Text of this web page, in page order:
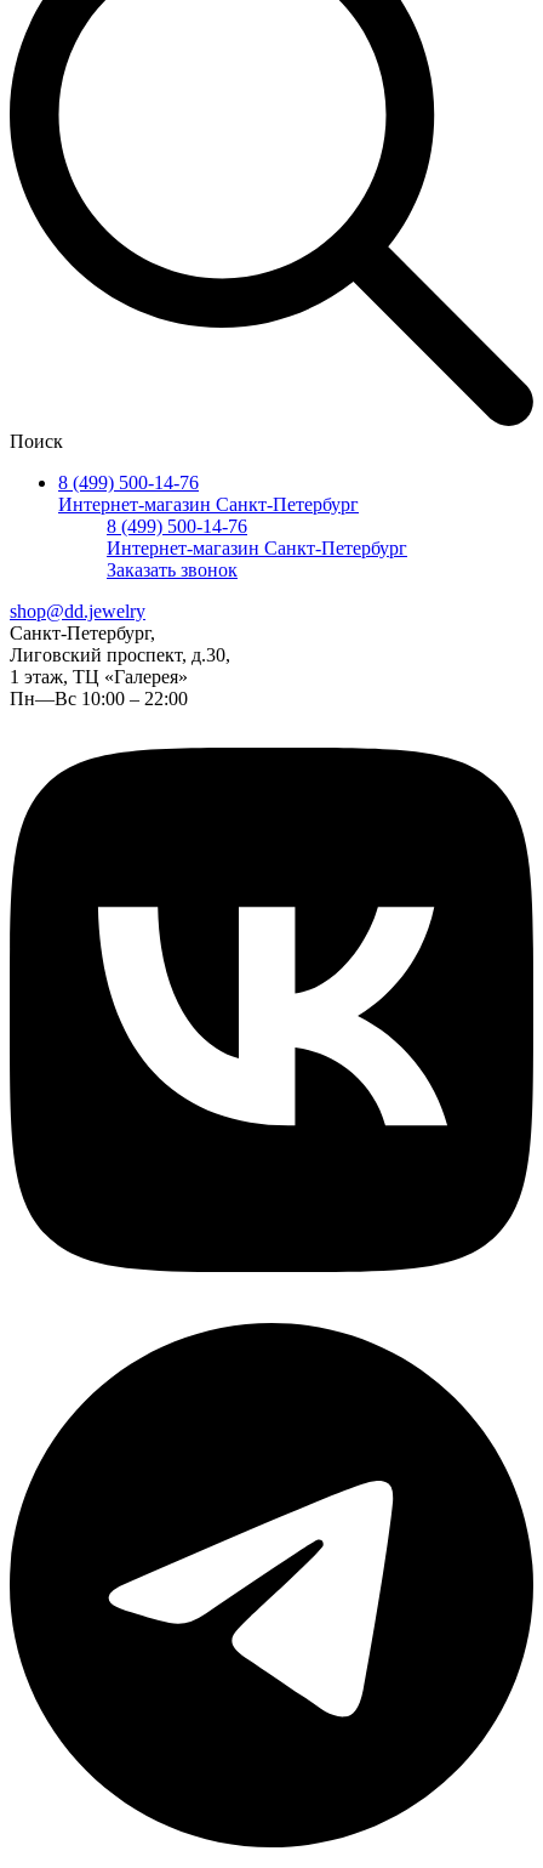
Поиск
8 (499) 500-14-76
Интернет-магазин Санкт-Петербург
8 (499) 500-14-76
Интернет-магазин Санкт-Петербург
Заказать звонок
shop@dd.jewelry
Санкт-Петербург,
Лиговский проспект, д.30,
1 этаж, ТЦ «Галерея»
Пн—Вс 10:00 – 22:00